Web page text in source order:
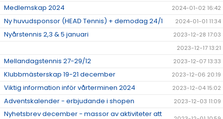
Medlemskap 2024 2024-01-02 16:42
Ny huvudsponsor (HEAD Tennis) + demodag 24/1 2024-01-01 11:34
Nyårstennis 2,3 & 5 januari
2023-12-28 17:03
2023-12-17 13:21
Mellandagstennis 27-29/12 2023-12-07 13:33
Klubbmästerskap 19-21 december 2023-12-06 20:19
Viktig information inför vårterminen 2024 2023-12-04 15:02
Adventskalender - erbjudande i shopen 2023-12-03 11:09
Nyhetsbrev december - massor av aktiviteter att